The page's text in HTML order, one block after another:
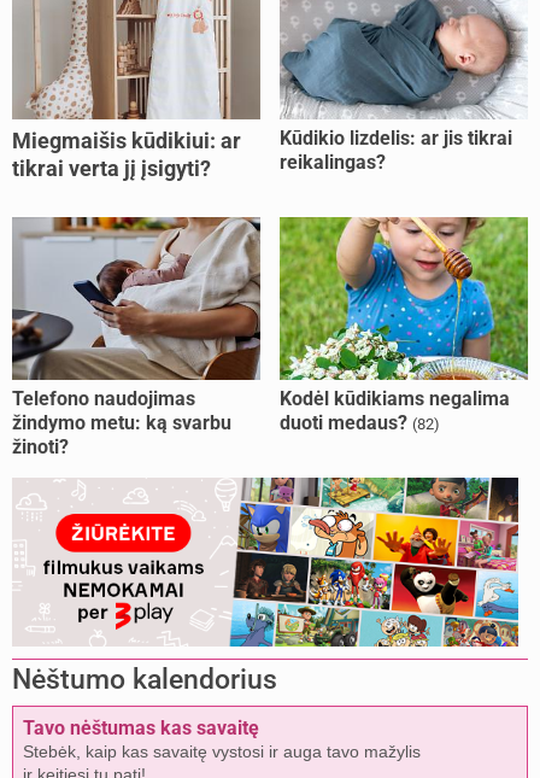
Miegmaišis kūdikiui: ar
tikrai verta jį įsigyti?
Kūdikio lizdelis: ar jis tikrai
reikalingas?
Telefono naudojimas
žindymo metu: ką svarbu
žinoti?
Kodėl kūdikiams negalima
duoti medaus? (82)
Nėštumo kalendorius
Tavo nėštumas kas savaitę
Stebėk, kaip kas savaitę vystosi ir auga tavo mažylis